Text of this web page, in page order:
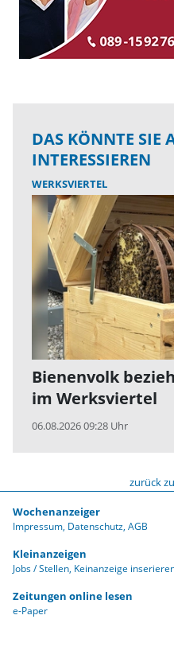
DAS KÖNNTE SIE
INTERESSIEREN
WERKSVIERTEL
Bienenvolk
im Werksviertel
06.08.2026 09:28 Uhr
zurück
Wochenanzeiger
Impressum Datenschutz AGB
Kleinanzeigen
Jobs / Stellen Keinanzeige
Zeitungen online lesen
e-Paper